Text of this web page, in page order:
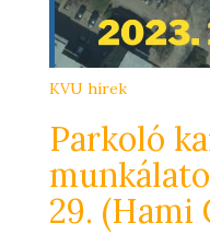
KVU hírek
Parkoló
29. (Hami